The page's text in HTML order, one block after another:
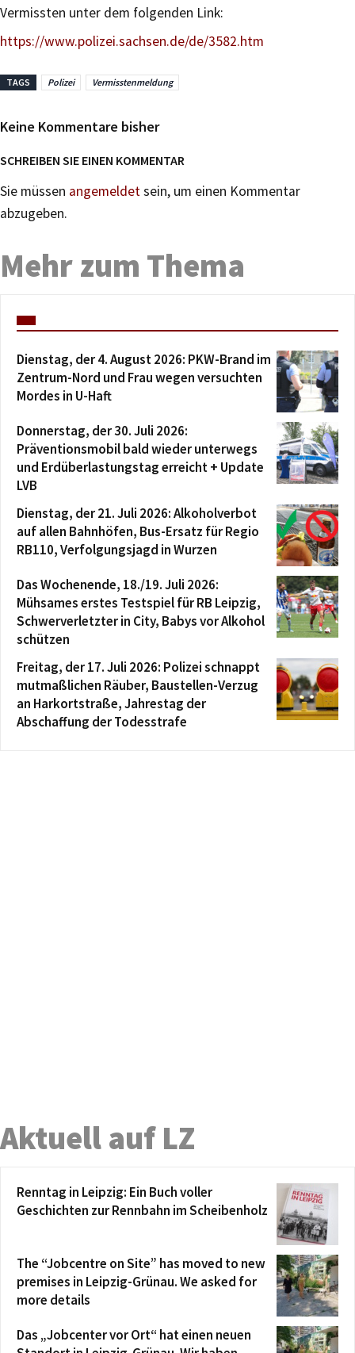
Vermissten unter dem folgenden Link:
https://www.polizei.sachsen.de/de/3582.htm
TAGS Polizei Vermisstenmeldung
Keine Kommentare bisher
SCHREIBEN SIE EINEN KOMMENTAR
Sie müssen angemeldetsein, um einen Kommentar
abzugeben.
Mehr zum Thema
Dienstag, der 4. August 2026: PKW-Brand im
Zentrum-Nord und Frau wegen versuchten
Mordes in U-Haft
Donnerstag, der 30. Juli 2026:
Präventionsmobil bald wieder unterwegs
und Erdüberlastungstag erreicht + Update
LVB
Dienstag, der 21. Juli 2026: Alkoholverbot
auf allen Bahnhöfen, Bus-Ersatz für Regio
RB110, Verfolgungsjagd in Wurzen
Das Wochenende, 18./19. Juli 2026:
Mühsames erstes Testspiel für RB Leipzig,
Schwerverletzter in City, Babys vor Alkohol
schützen
Freitag, der 17. Juli 2026: Polizei schnappt
mutmaßlichen Räuber, Baustellen-Verzug
an Harkortstraße, Jahrestag der
Abschaffung der Todesstrafe
Aktuell auf LZ
Renntag in Leipzig: Ein Buch voller
Geschichten zur Rennbahn im Scheibenholz
The “Jobcentre on Site” has moved to new
premises in Leipzig-Grünau. We asked for
more details
Das „Jobcenter vor Ort“ hat einen neuen